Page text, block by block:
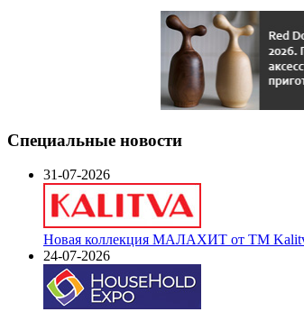
Специальные новости
31-07-2026
Новая коллекция МАЛАХИТ от ТМ
24-07-2026